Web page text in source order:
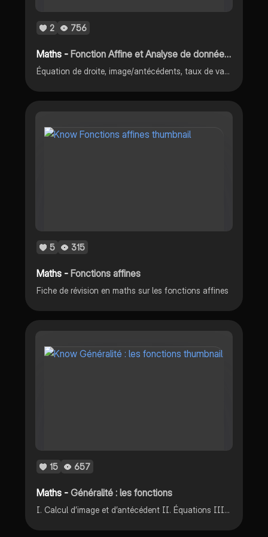
2 756
Maths -Fonction Affine et Analyse de données chiffrées
Équation de droite, image/antécédents, taux de variation, taux d'évolution, calcul de pourcentage, formules de tableur
5 315
Maths -Fonctions affines
Fiche de révision en maths sur les fonctions affines
15 657
Maths -Généralité : les fonctions
I. Calcul d’image et d’antécédent II. Équations III. Inéquation